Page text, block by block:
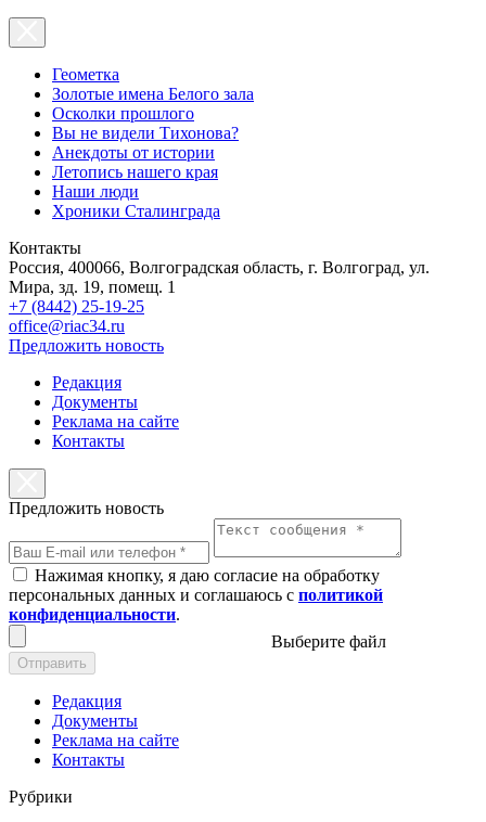
Геометка
Золотые имена Белого зала
Осколки прошлого
Вы не видели Тихонова?
Анекдоты от истории
Летопись нашего края
Наши люди
Хроники Сталинграда
Контакты
Россия, 400066, Волгоградская область, г. Волгоград, ул.
Мира, зд. 19, помещ. 1
+7 (8442) 25-19-25
office@riac34.ru
Предложить новость
Редакция
Документы
Реклама на сайте
Контакты
Предложить новость
Нажимая кнопку, я даю согласие на обработку
персональных данных и соглашаюсь с политикой
конфиденциальности.
Выберите файл
Отправить
Редакция
Документы
Реклама на сайте
Контакты
Рубрики